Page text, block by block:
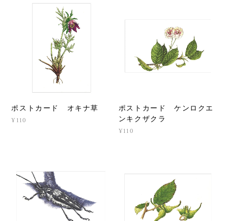
ポストカード オキナ草
¥110
ポストカード ケンロクエ
ンキクザクラ
¥110